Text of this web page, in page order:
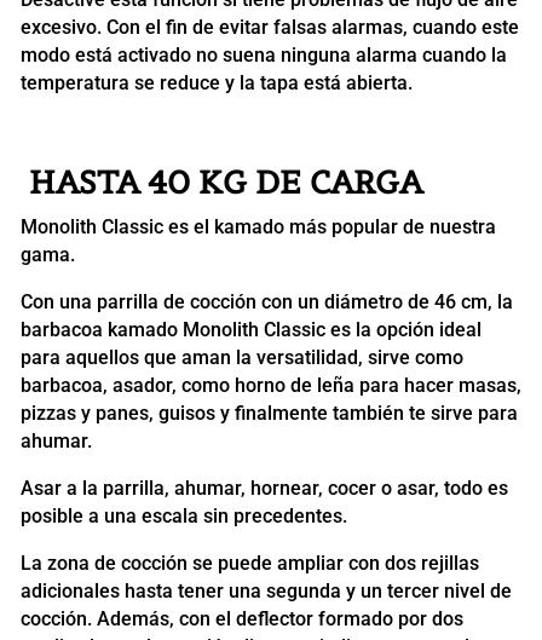
excesivo. Con el fin de evitar falsas alarmas, cuando este
modo está activado no suena ninguna alarma cuando la
temperatura se reduce y la tapa está abierta.
HASTA 40 KG DE CARGA
Monolith Classic es el kamado más popular de nuestra
gama.
Con una parrilla de cocción con un diámetro de 46 cm, la
barbacoa kamado Monolith Classic es la opción ideal
para aquellos que aman la versatilidad, sirve como
barbacoa, asador, como horno de leña para hacer masas,
pizzas y panes, guisos ​​y finalmente también te sirve para
ahumar.
Asar a la parrilla, ahumar, hornear, cocer o asar, todo es
posible a una escala sin precedentes.
La zona de cocción se puede ampliar con dos rejillas
adicionales hasta tener una segunda y un tercer nivel de
cocción. Además, con el deflector formado por dos